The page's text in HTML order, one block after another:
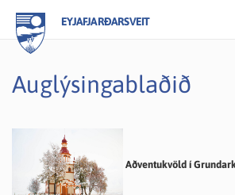
EYJAFJARÐARSVEIT
Auglýsingablaðið
Aðventukvöld í